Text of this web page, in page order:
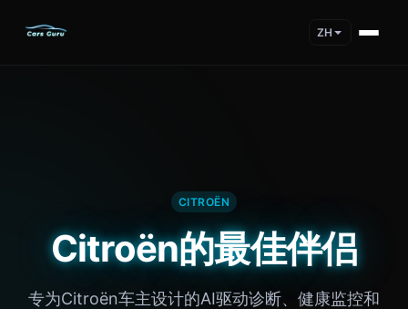
ZH
CITROËN
Citroën的最佳伴侣
专为Citroën车主设计的AI驱动诊断、健康监控和